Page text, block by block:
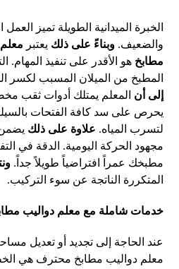
الخبرة الميدانية الطويلة تميز
والضعيف.وبناءً على ذلك يعتبر
مطابخ هو الأقدر على تنفيذ المهام.
المطبخ من الميلان المسبب لكسر
إلى أن المعلم يمتلك أدوات ثقب
يحرص على سد كافة الفتحات
لتسرب المياه. علاوة على ذلك يضمن
مجهود الحركة اليومية. الدقة في
مطبخك عمراً افتراضياً طويلاً جداً.
المتكررة الناتجة عن سوء التركيب.
خدمات شاملة مع معلم دواليب
عند الحاجة إلى تجديد أو تعديل
معلم دواليب مطابخ محترف هي